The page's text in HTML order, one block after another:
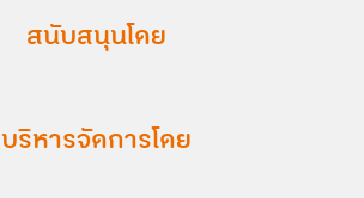
สนับสนุนโดย
บริหารจัดการโดย